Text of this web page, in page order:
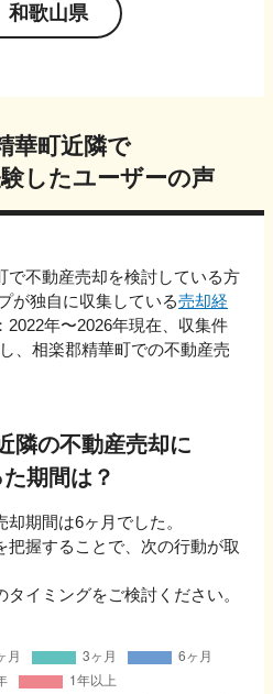
和歌山県
華町近隣で
したユーザーの声
で不動産売却を検討している方
が独自に収集している売却経
2022年〜2026年現在、収集件
、 相楽郡精華町での不動産売
隣の不動産売却に
期間は？
却期間は6ヶ月 でした。
把握することで、次の行動が取
イミングをご検討ください。